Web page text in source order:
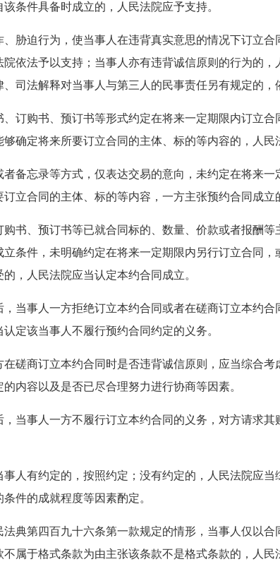
条件具备时成立的，人民法院应予支持。
胁迫行为，使当事人在违背真实意思的情况下订立合
依法予以支持；当事人亦有违背诚信原则的行为的
司法解释对当事人与第三人的民事责任另有规定的，
订购书、预订书等形式约定在将来一定期限内订立合
确定将来所要订立合同的主体、标的等内容的，人民
备忘录等方式，仅表达交易的意向，未约定在将来
立合同的主体、标的等内容，一方主张预约合同成立
书、预订书等已就合同标的、数量、价款或者报酬
条件，未明确约定在将来一定期限内另行订立合同，
，人民法院应当认定本约合同成立。
当事人一方拒绝订立本约合同或者在磋商订立本约合
定该当事人不履行预约合同约定的义务。
在磋商订立本约合同时是否违背诚信原则，应当综合
内容以及是否已尽合理努力进行协商等因素。
当事人一方不履行订立本约合同的义务，对方请求其
人有约定的，按照约定；没有约定的，人民法院应当
件的成就程度等因素酌定。
典第四百九十六条第一款规定的情形，当事人仅以合
属于格式条款为由主张该条款不是格式条款的，人民